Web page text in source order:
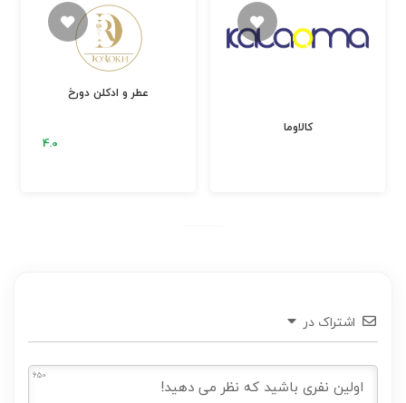
عطر و ادکلن دورخ
کالاوما
اشتراک در
650